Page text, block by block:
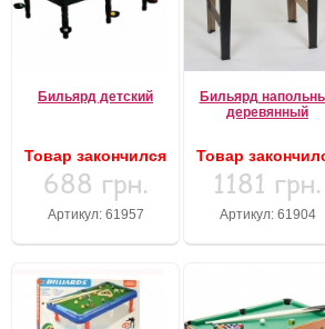
Бильярд детский
Товар закончился
688 грн.
Артикул: 61957
Бильярд
деревянный
Товар
1181 грн.
Артикул: 61904